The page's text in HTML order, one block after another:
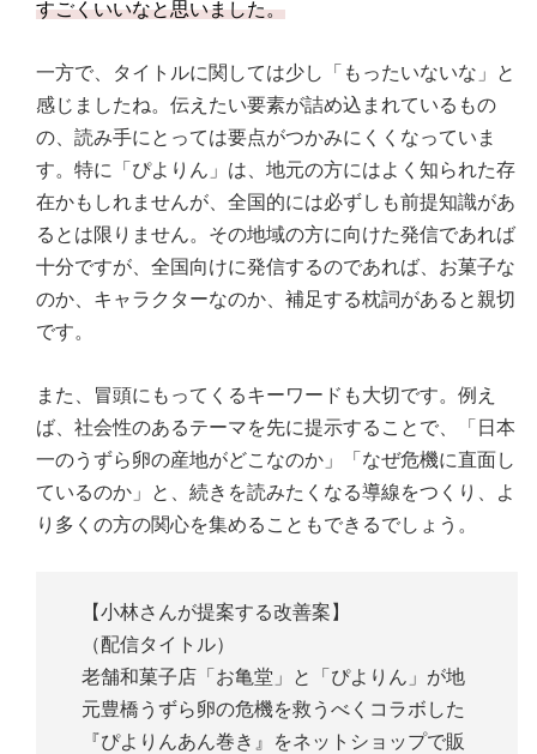
すごくいいなと思いました。
一方で、タイトルに関しては少し「もったいないな」と
感じましたね。伝えたい要素が詰め込まれているもの
の、読み手にとっては要点がつかみにくくなっていま
す。特に「ぴよりん」は、地元の方にはよく知られた存
在かもしれませんが、全国的には必ずしも前提知識があ
るとは限りません。その地域の方に向けた発信であれば
十分ですが、全国向けに発信するのであれば、お菓子な
のか、キャラクターなのか、補足する枕詞があると親切
です。
また、冒頭にもってくるキーワードも大切です。例え
ば、社会性のあるテーマを先に提示することで、「日本
一のうずら卵の産地がどこなのか」「なぜ危機に直面し
ているのか」と、続きを読みたくなる導線をつくり、よ
り多くの方の関心を集めることもできるでしょう。
【小林さんが提案する改善案】
（配信タイトル）
老舗和菓子店「お亀堂」と「ぴよりん」が地
元豊橋うずら卵の危機を救うべくコラボした
『ぴよりんあん巻き』をネットショップで販